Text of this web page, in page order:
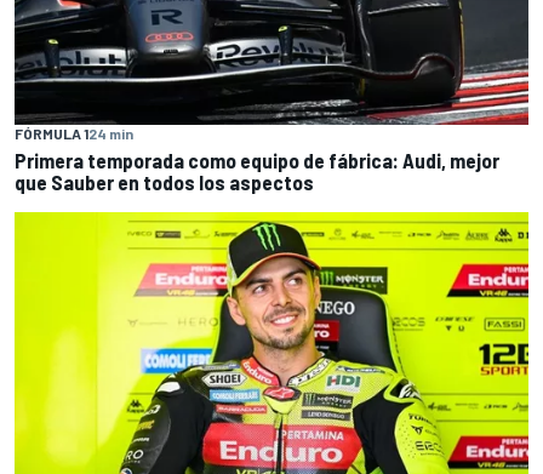
FÓRMULA 124 min
Primera temporada como equipo de fábrica: Audi, mejor
que Sauber en todos los aspectos